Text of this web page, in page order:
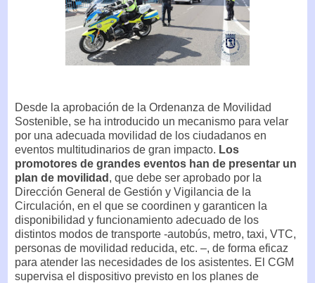
Desde la aprobación de la Ordenanza de Movilidad
Sostenible, se ha introducido un mecanismo para velar
por una adecuada movilidad de los ciudadanos en
eventos multitudinarios de gran impacto. Los
promotores de grandes eventos han de presentar un
plan de movilidad , que debe ser aprobado por la
Dirección General de Gestión y Vigilancia de la
Circulación, en el que se coordinen y garanticen la
disponibilidad y funcionamiento adecuado de los
distintos modos de transporte -autobús, metro, taxi, VTC,
personas de movilidad reducida, etc. –, de forma eficaz
para atender las necesidades de los asistentes. El CGM
supervisa el dispositivo previsto en los planes de